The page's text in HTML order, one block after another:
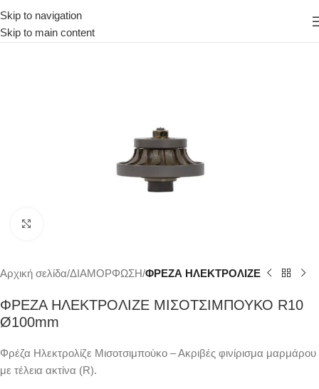
Skip to navigation
Skip to main content
Αρχική σελίδα ΔΙΑΜΟΡΦΩΣΗ ΦΡΕΖΑ ΗΛΕΚΤΡΟΛΙΖΕ
ΦΡΕΖΑ ΗΛΕΚΤΡΟΛΙΖΕ ΜΙΣΟΤΣIMΠΟΥΚΟ R10
Ø100mm
Φρέζα Ηλεκτρολίζε Μισοτσιμπούκο – Ακριβές φινίρισμα μαρμάρου
με τέλεια ακτίνα (R).